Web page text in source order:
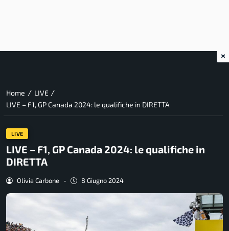
Home / LIVE /
LIVE – F1, GP Canada 2024: le qualifiche in DIRETTA
LIVE
LIVE – F1, GP Canada 2024: le qualifiche in
DIRETTA
Olivia Carbone - 8 Giugno 2024
×